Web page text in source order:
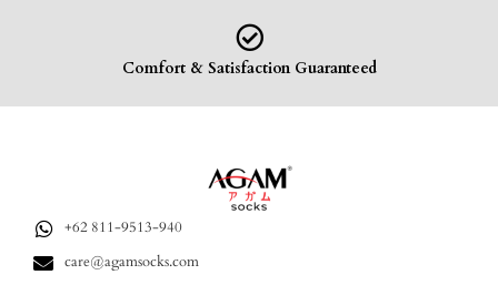
Comfort & Satisfaction Guaranteed
+62 811-9513-940
care@agamsocks.com